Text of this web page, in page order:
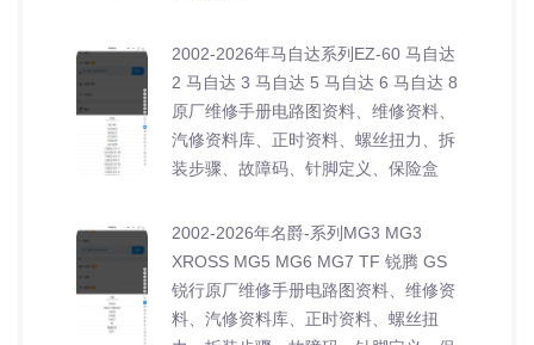
2002-2026年马自达系列EZ-60 马自达
2 马自达 3 马自达 5 马自达 6 马自达 8
原厂维修手册电路图资料、维修资料、
汽修资料库、正时资料、螺丝扭力、拆
装步骤、故障码、针脚定义、保险盒
2002-2026年名爵-系列MG3 MG3
XROSS MG5 MG6 MG7 TF 锐腾 GS
锐行原厂维修手册电路图资料、维修资
料、汽修资料库、正时资料、螺丝扭